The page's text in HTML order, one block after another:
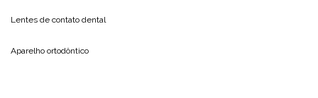
Lentes de contato dental
Aparelho ortodôntico